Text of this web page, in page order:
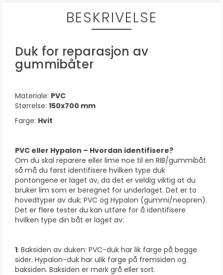
BESKRIVELSE
Duk for reparasjon av
gummibåter
Materiale: PVC
Størrelse: 150x700 mm
Farge: Hvit
PVC eller Hypalon – Hvordan identifisere?
Om du skal reparere eller lime noe til en RIB/gummibåt
så må du først identifisere hvilken type duk
pontongene er laget av, da det er veldig viktig at du
bruker lim som er beregnet for underlaget. Det er to
hovedtyper av duk; PVC og Hypalon (gummi/neopren).
Det er flere tester du kan utføre for å identifisere
hvilken type din båt er laget av:
1: Baksiden av duken: PVC-duk har lik farge på begge
sider. Hypalon-duk har ulik farge på fremsiden og
baksiden. Baksiden er mørk grå eller sort.